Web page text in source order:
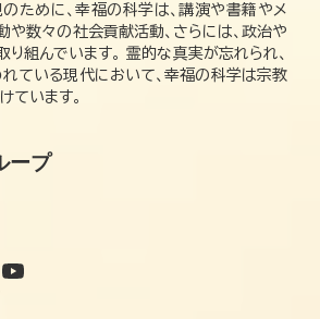
ために、幸福の科学は、講演や書籍やメ
や数々の社会貢献活動、さらには、政治や
り組んでいます。 霊的な真実が忘れられ、
ている現代において、幸福の科学は宗教
ています。
ープ